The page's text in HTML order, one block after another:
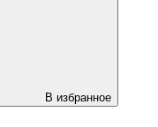
В избранное